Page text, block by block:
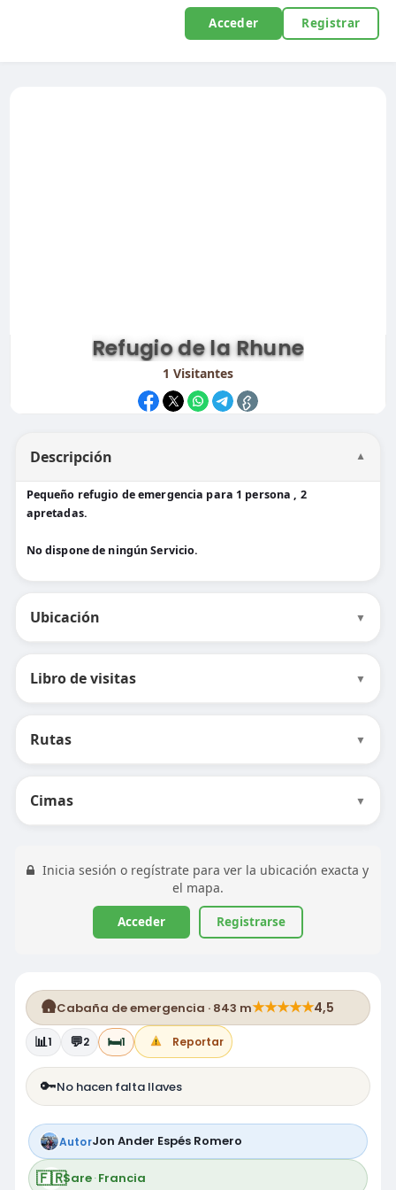
Acceder Registrar
Refugio de la Rhune
1 Visitantes
Descripción ▼
Pequeño refugio de emergencia para 1 persona , 2
apretadas.
No dispone de ningún Servicio.
Ubicación ▼
Libro de visitas ▼
Rutas ▼
Cimas ▼
Inicia sesión o regístrate para ver la ubicación exacta y
el mapa.
Acceder Registrarse
🛖Cabaña de emergencia · 843 m★★★★★4,5
📊1 💬2 🛏️1 Reportar
🔑No hacen falta llaves
AutorJon Ander Espés Romero
🇫🇷Sare·Francia